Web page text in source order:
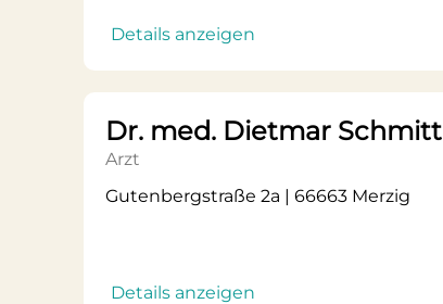
Details anzeigen
Dr. med. Dietmar Schmitt
Arzt
Gutenbergstraße 2a | 66663 Merzig
Details anzeigen